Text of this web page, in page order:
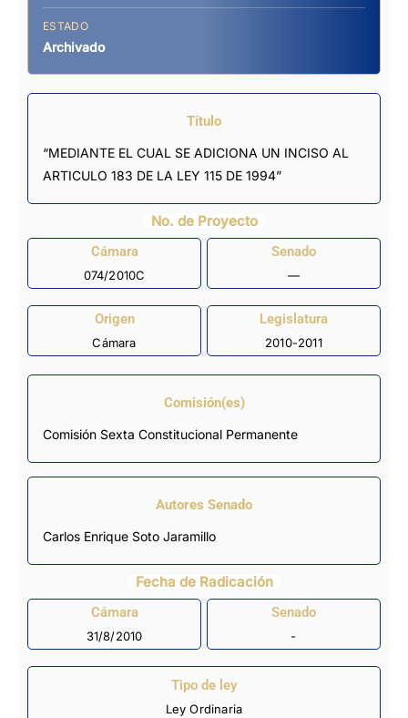
ESTADO
Archivado
Título
“MEDIANTE EL CUAL SE ADICIONA UN INCISO AL
ARTICULO 183 DE LA LEY 115 DE 1994”
No. de Proyecto
Cámara
074/2010C
Senado
—
Origen
Cámara
Legislatura
2010-2011
Comisión(es)
Comisión Sexta Constitucional Permanente
Autores Senado
Carlos Enrique Soto Jaramillo
Fecha de Radicación
Cámara
31/8/2010
Senado
-
Tipo de ley
Ley Ordinaria